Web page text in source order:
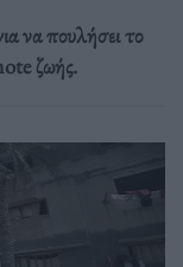
να πουλήσει το
ζωής.